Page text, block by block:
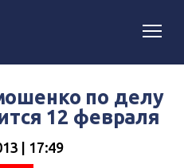
по делу
12 февраля
| 17:49